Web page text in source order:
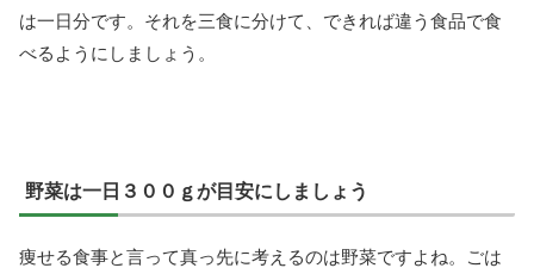
は一日分です。それを三食に分けて、できれば違う食品で食
べるようにしましょう。
野菜は一日３００ｇが目安にしましょう
痩せる食事と言って真っ先に考えるのは野菜ですよね。ごは